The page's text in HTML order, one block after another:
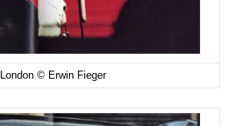
London © Erwin Fieger